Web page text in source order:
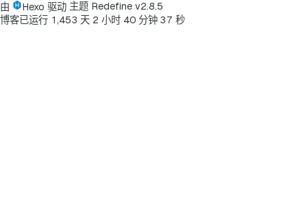
由
Hexo 驱动 主题 Redefine v2.8.5
博客已运行 1 ,453 天 2 小时 40 分钟 37 秒